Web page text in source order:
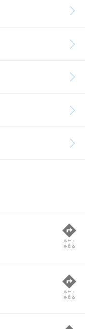
ルート
を見る
ルート
を見る